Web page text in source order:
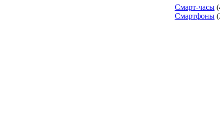
Смарт-часы
Смартфоны